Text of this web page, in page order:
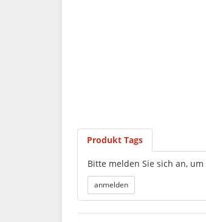
Produkt Tags
Bitte melden Sie sich an,